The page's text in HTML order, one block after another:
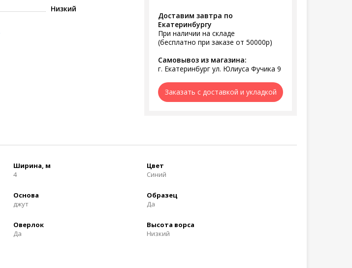
Доставим завтра по
Екатеринбургу
При наличии на складе
(бесплатно при заказе от 50000р)
Самовывоз из магазина:
г. Екатеринбург ул. Юлиуса Фучика 9
Заказать с доставкой и укладкой
Низкий
Ширина, м
4
Цвет
Синий
Основа
джут
Образец
Да
Оверлок
Да
Высота ворса
Низкий